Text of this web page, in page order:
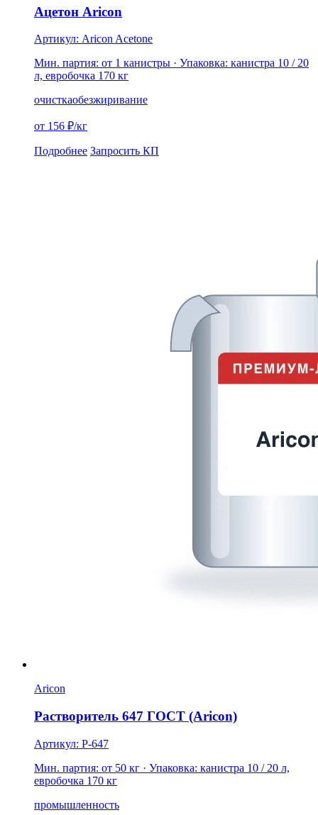
Ацетон Aricon
Артикул: Aricon Acetone
Мин. партия: от 1 канистры · Упаковка: канистра 10 / 20
л, евробочка 170 кг
очисткаобезжиривание
от 156 ₽/кг
Подробнее Запросить КП
Aricon
Растворитель 647 ГОСТ (Aricon)
Артикул: Р-647
Мин. партия: от 50 кг · Упаковка: канистра 10 / 20 л,
евробочка 170 кг
промышленность